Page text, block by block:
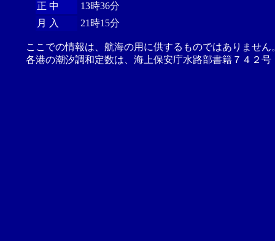
正 中
13時36分
月 入
21時15分
ここでの情報は、航海の用に供するものではありませ
各港の潮汐調和定数は、海上保安庁水路部書籍７４２